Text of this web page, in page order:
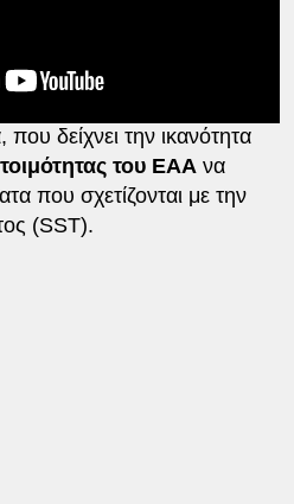
παρατήρηση ενός
με τόσο μεγάλη ταχύτητα
που δείχνει την ικανότητα
του ΕΑΑνα
που σχετίζονται με την
(SST).